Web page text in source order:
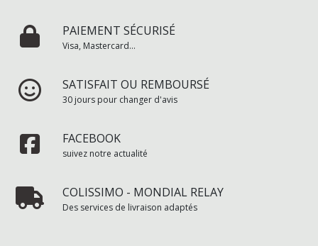
PAIEMENT SÉCURISÉ
Visa, Mastercard...
SATISFAIT OU REMBOURSÉ
30 jours pour changer d'avis
FACEBOOK
suivez notre actualité
COLISSIMO - MONDIAL RELAY
Des services de livraison adaptés